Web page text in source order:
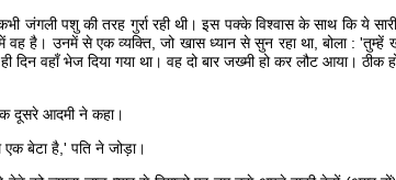
पशु की तरह गुर्रा रही थी। इस पक्के विश्वास के साथ कि ये सारी
है। उनमें से एक व्यक्ति, जो खास ध्यान से सुन रहा था, बोला : 'तुम्हें
दिन वहाँ भेज दिया गया था। वह दो बार जख्मी हो कर लौट आया। ठीक
दूसरे आदमी ने कहा।
एक बेटा है,' पति ने जोड़ा।